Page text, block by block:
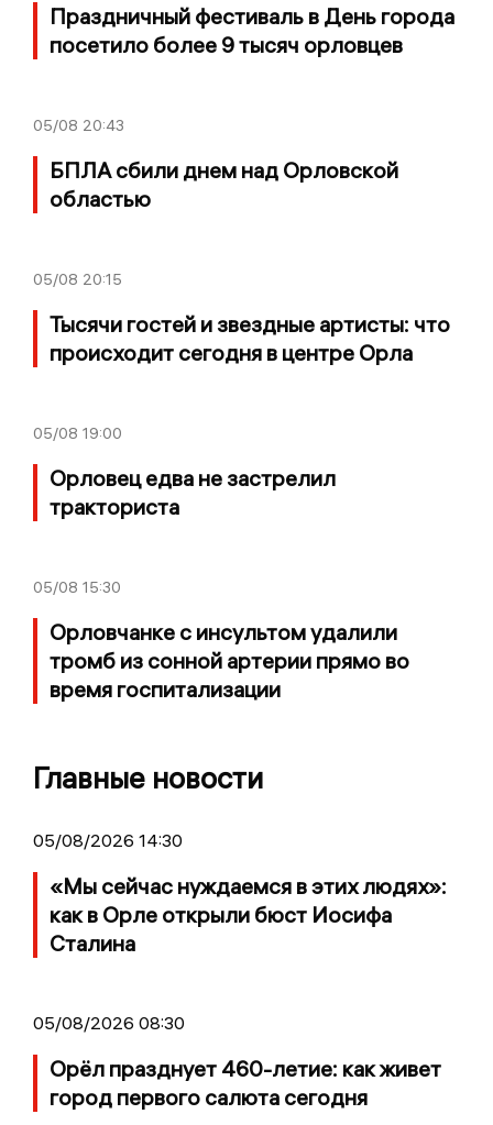
Праздничный фестиваль в День города
посетило более 9 тысяч орловцев
05/08 20:43
БПЛА сбили днем над Орловской
областью
05/08 20:15
Тысячи гостей и звездные артисты: что
происходит сегодня в центре Орла
05/08 19:00
Орловец едва не застрелил
тракториста
05/08 15:30
Орловчанке с инсультом удалили
тромб из сонной артерии прямо во
время госпитализации
Главные новости
05/08/2026 14:30
«Мы сейчас нуждаемся в этих людях»:
как в Орле открыли бюст Иосифа
Сталина
05/08/2026 08:30
Орёл празднует 460-летие: как живет
город первого салюта сегодня